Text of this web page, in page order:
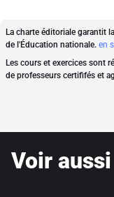
La charte éditoriale garantit
de l'Éducation nationale. en
Les cours et exercices sont
de professeurs certififés et
Voir aussi